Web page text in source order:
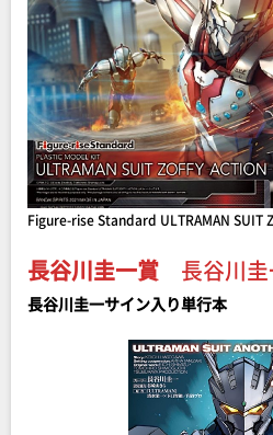
Figure-rise Standard ULTRAMAN SUIT
長谷川圭一賞 長谷川
長谷川圭一サイン入り単行本